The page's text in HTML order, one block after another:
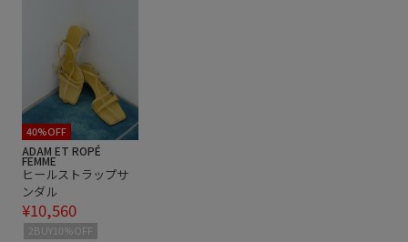
40%OFF
ADAM ET ROPÉ
FEMME
ヒールストラップサ
ンダル
¥10,560
2BUY10%OFF